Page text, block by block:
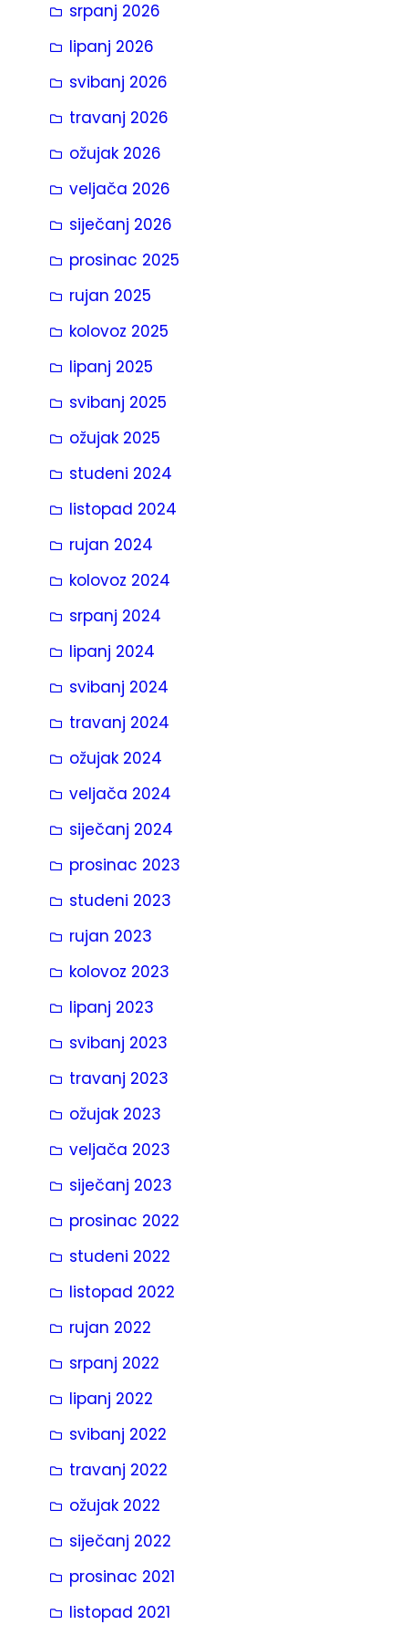
a
srpanj 2026
lipanj 2026
svibanj 2026
travanj 2026
ožujak 2026
veljača 2026
siječanj 2026
prosinac 2025
rujan 2025
kolovoz 2025
lipanj 2025
svibanj 2025
ožujak 2025
studeni 2024
listopad 2024
rujan 2024
kolovoz 2024
srpanj 2024
lipanj 2024
svibanj 2024
travanj 2024
ožujak 2024
veljača 2024
siječanj 2024
prosinac 2023
studeni 2023
rujan 2023
kolovoz 2023
lipanj 2023
svibanj 2023
travanj 2023
ožujak 2023
veljača 2023
siječanj 2023
prosinac 2022
studeni 2022
listopad 2022
rujan 2022
srpanj 2022
lipanj 2022
svibanj 2022
travanj 2022
ožujak 2022
siječanj 2022
prosinac 2021
listopad 2021